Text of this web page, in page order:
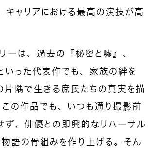
キャリアにおける最高の演技が高
ーは、過去の『秘密と嘘』、
いった代表作でも、家族の絆を
片隅で生きる庶民たちの真実を描
この作品でも、いつも通り撮影前
ず、俳優との即興的なリハーサル
物語の骨組みを作り上げる。そん